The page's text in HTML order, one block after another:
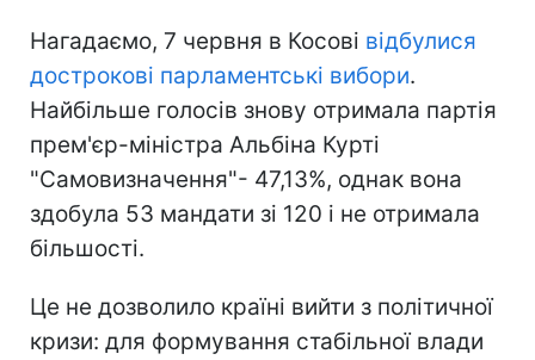
Нагадаємо, 7 червня в Косові відбулися
дострокові парламентські вибори.
Найбільше голосів знову отримала партія
прем'єр-міністра Альбіна Курті
"Самовизначення"- 47,13%, однак вона
здобула 53 мандати зі 120 і не отримала
більшості.
Це не дозволило країні вийти з політичної
кризи: для формування стабільної влади